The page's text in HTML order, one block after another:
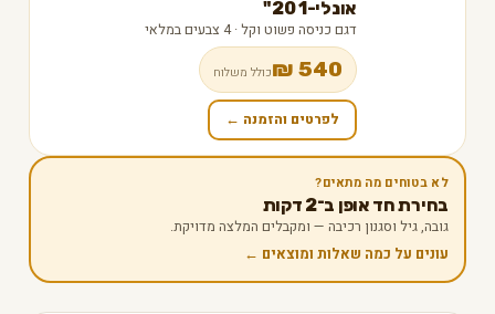
אונלי-1 20"
דגם כניסה פשוט וקל · 4 צבעים במלאי
540 ₪ כולל משלוח
לפרטים והזמנה ←
לא בטוחים מה מתאים?
בחירת חד אופן ב־2 דקות
גובה, גיל וסגנון רכיבה — ומקבלים המלצה מדויקת.
עונים על כמה שאלות ומוצאים ←